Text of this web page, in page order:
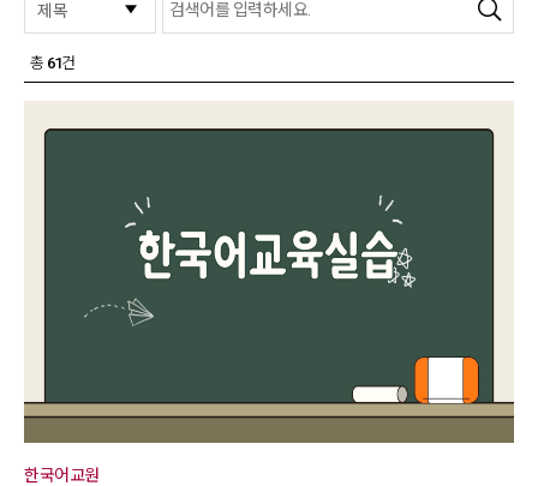
총 61건
한국어교원